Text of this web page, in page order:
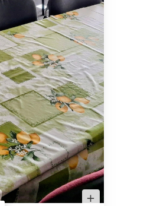
Otvoriť
obrázok